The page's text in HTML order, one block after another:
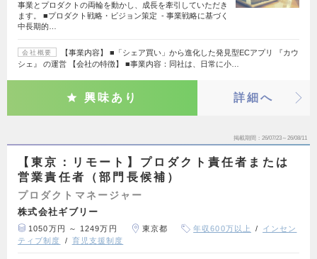
事業とプロダクトの両輪を動かし、成長を牽引していただき
ます。 ■プロダクト戦略・ビジョン策定 - 事業戦略に基づく
中長期的…
会社概要
【事業内容】 ■「シェア買い」から進化した発見型ECアプリ 『カウ
シェ』 の運営 【会社の特徴】 ■事業内容：同社は、日常に小…
興味あり 詳細へ
掲載期間 26/07/23～26/08/11
【東京：リモート】プロダクト責任者または
営業責任者（部門長候補）
プロダクトマネージャー
株式会社ギブリー
1050万円 ～ 1249万円 東京都 年収600万以上
インセン
ティブ制度
育児支援制度